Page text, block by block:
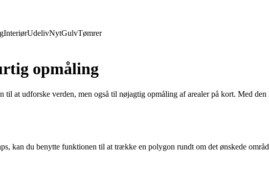
InteriørUdelivNytGulvTømrer
opmåling
at udforske verden, men også til nøjagtig opmåling af arealer på kort. Med
kan du benytte funktionen til at trække en polygon rundt om det ønskede